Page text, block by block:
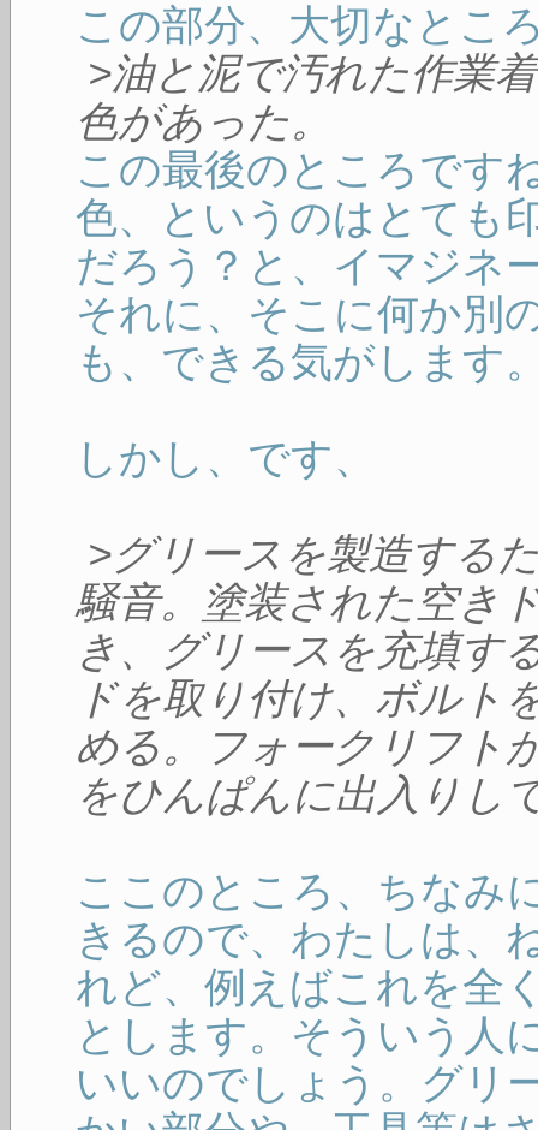
この部分、大切なとこ
>油と泥で汚れた作業
色があった。
この最後のところです
色、というのはとても
だろう？と、イマジネ
それに、そこに何か別
も、できる気がします
しかし、です、
>グリースを製造する
騒音。塗装された空き
き、グリースを充填す
ドを取り付け、ボルト
める。フォークリフト
をひんぱんに出入りし
ここのところ、ちなみ
きるので、わたしは、
れど、例えばこれを全
とします。そういう人
いいのでしょう。グリ